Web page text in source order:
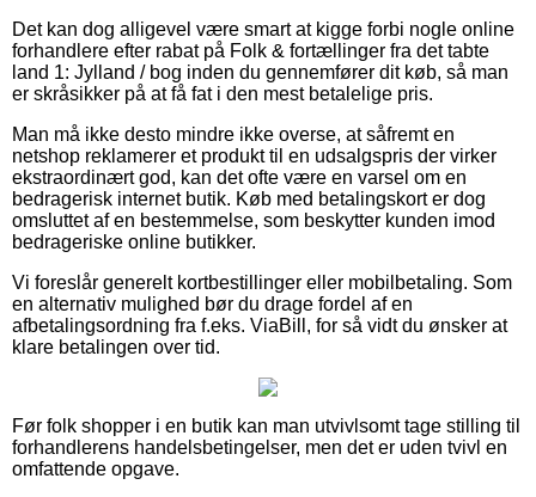
Det kan dog alligevel være smart at kigge forbi nogle online
forhandlere efter rabat på Folk & fortællinger fra det tabte
land 1: Jylland / bog inden du gennemfører dit køb, så man
er skråsikker på at få fat i den mest betalelige pris.
Man må ikke desto mindre ikke overse, at såfremt en
netshop reklamerer et produkt til en udsalgspris der virker
ekstraordinært god, kan det ofte være en varsel om en
bedragerisk internet butik. Køb med betalingskort er dog
omsluttet af en bestemmelse, som beskytter kunden imod
bedrageriske online butikker.
Vi foreslår generelt kortbestillinger eller mobilbetaling. Som
en alternativ mulighed bør du drage fordel af en
afbetalingsordning fra f.eks. ViaBill, for så vidt du ønsker at
klare betalingen over tid.
Før folk shopper i en butik kan man utvivlsomt tage stilling til
forhandlerens handelsbetingelser, men det er uden tvivl en
omfattende opgave.